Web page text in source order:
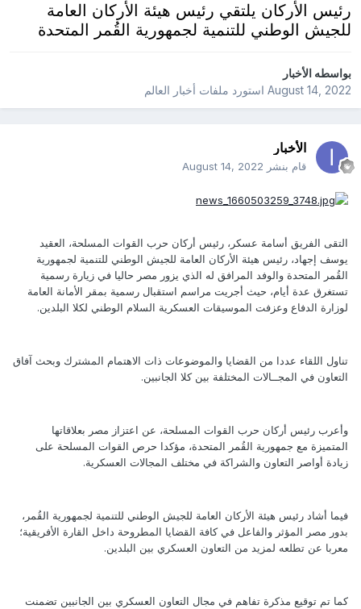
رئيس الأركان يلتقي رئيس هيئة الأركان العامة
للجيش الوطني للتنمية لجمهورية القُمر المتحدة
بواسطهالأخبار
August 14, 2022استورد ملفات أخبار العالم
الأخبار
قام بنشر August 14, 2022
التقى الفريق أسامة عسكر، رئيس أركان حرب القوات المسلحة، العقيد
يوسف إجهاد، رئيس هيئة الأركان العامة للجيش الوطني للتنمية لجمهورية
القُمر المتحدة والوفد المرافق له الذي يزور مصر حاليا في زيارة رسمية
تستغرق عدة أيام، حيث أجريت مراسم استقبال رسمية بمقر الأمانة العامة
لوزارة الدفاع وعزفت الموسيقات العسكرية السلام الوطني لكلا البلدين.
تناول اللقاء عددا من القضايا والموضوعات ذات الاهتمام المشترك وبحث آفاق
التعاون في المجــالات المختلفة بين كلا الجانبين.
وأعرب رئيس أركان حرب القوات المسلحة، عن اعتزاز مصر بعلاقاتها
المتميزة مع جمهورية القُمر المتحدة، مؤكدا حرص القوات المسلحة على
زيادة أواصر التعاون والشراكة في مختلف المجالات العسكرية.
فيما أشاد رئيس هيئة الأركان العامة للجيش الوطني للتنمية لجمهورية القُمر،
بدور مصر المؤثر والفاعل في كافة القضايا المطروحة داخل القارة الأفريقية؛
معربا عن تطلعه لمزيد من التعاون العسكري بين البلدين.
كما تم توقيع مذكرة تفاهم في مجال التعاون العسكري بين الجانبين تضمنت